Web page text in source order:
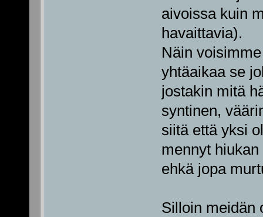
aivoissa kuin
havaittavia).
Näin
yhtäaikaa se
jostakin mitä
syntinen,
siitä että yksi
mennyt
ehkä jopa
Silloin meidän